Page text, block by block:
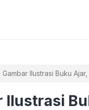
Gambar Ilustrasi Buku
Ilustrasi